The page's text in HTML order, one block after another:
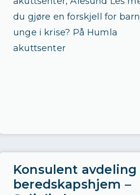
du gjøre en forskjell for
unge i krise? På Humla
akuttsenter
Konsulent avdeling
beredskapshjem –